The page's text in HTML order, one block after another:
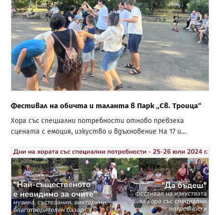
Фестивал на обичта и таланта в Парк „Св. Троица“
Хора със специални потребности отново превзеха
сцената с емоция, изкуство и вдъхновение На 17 и…